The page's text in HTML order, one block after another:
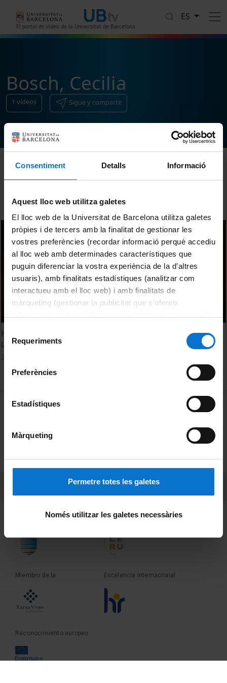
Consentiment Detalls Informació
Aquest lloc web utilitza galetes
El lloc web de la Universitat de Barcelona utilitza galetes
pròpies i de tercers amb la finalitat de gestionar les
vostres preferències (recordar informació perquè accediu
al lloc web amb determinades característiques que
puguin diferenciar la vostra experiència de la d’altres
usuaris), amb finalitats estadístiques (analitzar com
interactueu amb el lloc web) i amb finalitats de
màrqueting (gestionar la publicitat que s’ofereix
consultar laPolítica de galetes del lloc web de la
Requeriments
Preferències
Estadístiques
Màrqueting
Permetre totes les galetes
Només utilitzar les galetes necessàries
El portal de vídeo de la Universitat de Barcelona
ES
Bosch, Cecilia
1 vídeos Sigue y comparte
Ordenar
Homenatge a Pere Bosch Gimpera en el cinquantenari de
la seva mort
MENÚ PEU 1
Privacidad y términos
Sobre UBtv
Fundadora de la Miembro de la
Miembro de la Excelencia internacional
Reconocimiento europeo